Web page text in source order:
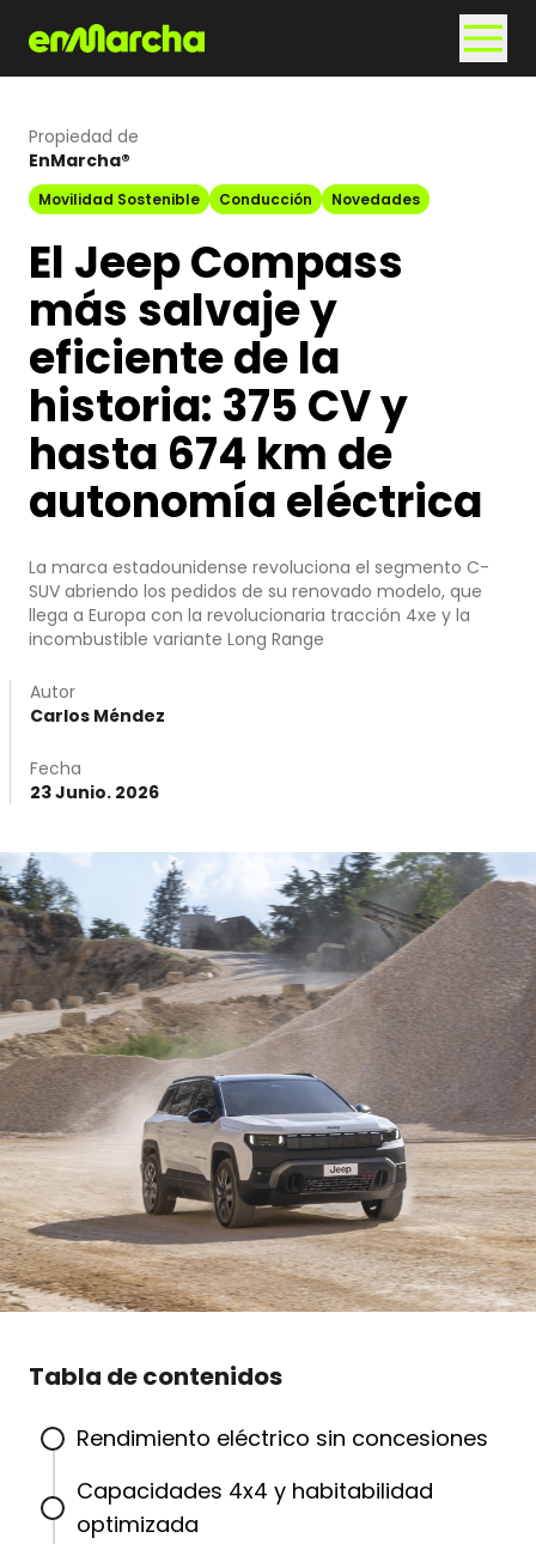
Propiedad de
EnMarcha®
Movilidad Sostenible Conducción Novedades
El Jeep Compass
más salvaje y
eficiente de la
historia: 375 CV y
hasta 674 km de
autonomía eléctrica
La marca estadounidense revoluciona el segmento C-
SUV abriendo los pedidos de su renovado modelo, que
llega a Europa con la revolucionaria tracción 4xe y la
incombustible variante Long Range
Autor
Carlos Méndez
Fecha
23 Junio. 2026
Tabla de contenidos
Rendimiento eléctrico sin concesiones
Capacidades 4x4 y habitabilidad
optimizada